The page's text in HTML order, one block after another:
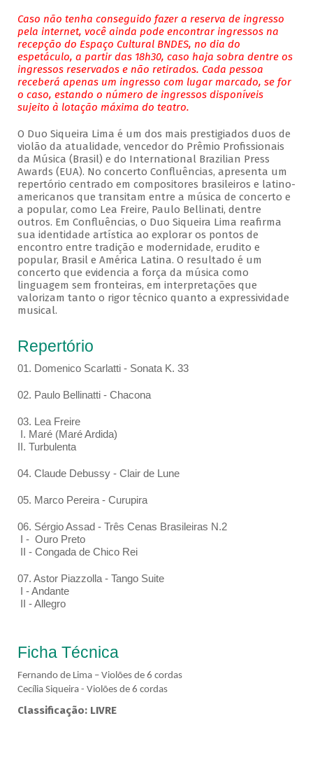
Caso não tenha conseguido fazer a reserva de ingresso
pela internet, você ainda pode encontrar ingressos na
recepção do Espaço Cultural BNDES, no dia do
espetáculo, a partir das 18h30, caso haja sobra dentre os
ingressos reservados e não retirados. Cada pessoa
receberá apenas um ingresso com lugar marcado, se for
o caso, estando o número de ingressos disponíveis
sujeito à lotação máxima do teatro.
O Duo Siqueira Lima é um dos mais prestigiados duos de
violão da atualidade, vencedor do Prêmio Profissionais
da Música (Brasil) e do International Brazilian Press
Awards (EUA). No concerto Confluências, apresenta um
repertório centrado em compositores brasileiros e latino-
americanos que transitam entre a música de concerto e
a popular, como Lea Freire, Paulo Bellinati, dentre
outros. Em Confluências, o Duo Siqueira Lima reafirma
sua identidade artística ao explorar os pontos de
encontro entre tradição e modernidade, erudito e
popular, Brasil e América Latina. O resultado é um
concerto que evidencia a força da música como
linguagem sem fronteiras, em interpretações que
valorizam tanto o rigor técnico quanto a expressividade
musical.
Repertório
01. Domenico Scarlatti - Sonata K. 33
02. Paulo Bellinatti - Chacona
03. Lea Freire
I. Maré (Maré Ardida)
II. Turbulenta
04. Claude Debussy - Clair de Lune
05. Marco Pereira - Curupira
06. Sérgio Assad - Três Cenas Brasileiras N.2
I - Ouro Preto
II - Congada de Chico Rei
07. Astor Piazzolla - Tango Suite
I - Andante
II - Allegro
Ficha Técnica
Fernando de Lima – Violões de 6 cordas
Cecília Siqueira - Violões de 6 cordas
Classificação: LIVRE